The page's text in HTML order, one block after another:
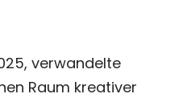
verwandelte
Raum kreativer